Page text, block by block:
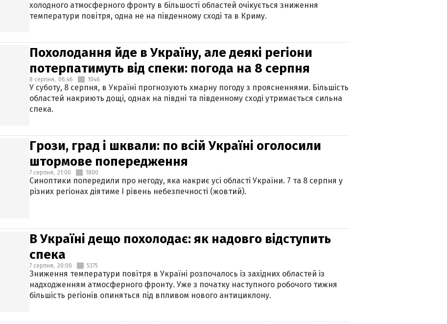
холодного атмосферного фронту в більшості областей очікується зниження
температури повітря, одна не на південному сході та в Криму.
Похолодання йде в Україну, але деякі регіони
потерпатимуть від спеки: погода на 8 серпня
8 серпня, 06:46 1046
У суботу, 8 серпня, в Україні прогнозують хмарну погоду з проясненнями. Більшість
областей накриють дощі, однак на півдні та південному сході утримається сильна
спека.
Грози, град і шквали: по всій Україні оголосили
штормове попередження
7 серпня, 21:00 1800
Синоптики попередили про негоду, яка накриє усі області України. 7 та 8 серпня у
різних регіонах діятиме І рівень небезпечності (жовтий).
В Україні дещо похолодає: як надовго відступить
спека
7 серпня, 20:00 5375
Зниження температури повітря в Україні розпочалось із західних областей із
надходженням атмосферного фронту. Уже з початку наступного робочого тижня
більшість регіонів опиняться під впливом нового антициклону.